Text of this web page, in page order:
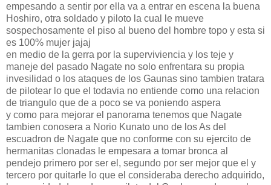
empesando a sentir por ella va a entrar en escena la buena
Hoshiro, otra soldado y piloto la cual le mueve
sospechosamente el piso al bueno del hombre topo y esta si
es 100% mujer jajaj
en medio de la gerra por la superviviencia y los teje y
maneje del pasado Nagate no solo enfrentara su propia
invesilidad o los ataques de los Gaunas sino tambien tratara
de pilotear lo que el todavia no entiende como una relacion
de triangulo que de a poco se va poniendo aspera
y como para mejorar el panorama tenemos que Nagate
tambien conosera a Norio Kunato uno de los As del
escuadron de Nagate que no conforme con su ejercito de
hermanitas clonadas le empesara a tomar bronca al
pendejo primero por ser el, segundo por ser mejor que el y
tercero por quitarle lo que el consideraba derecho adquirido,